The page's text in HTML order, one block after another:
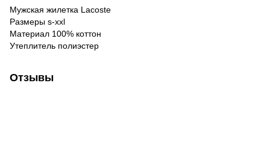
Мужская жилетка Lacoste
Размеры s-xxl
Материал 100% коттон
Утеплитель полиэстер
Отзывы